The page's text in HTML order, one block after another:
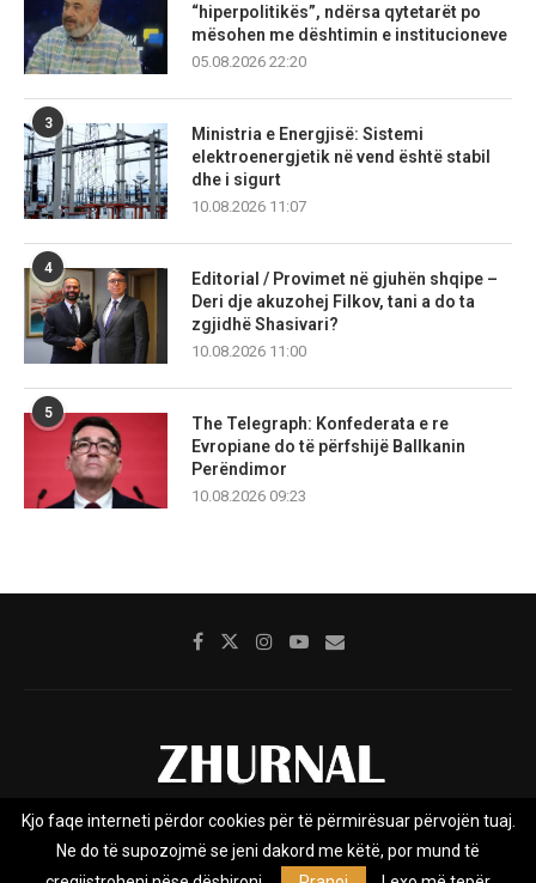
“hiperpolitikës”, ndërsa qytetarët po
mësohen me dështimin e institucioneve
05.08.2026 22:20
3
Ministria e Energjisë: Sistemi
elektroenergjetik në vend është stabil
dhe i sigurt
10.08.2026 11:07
4
Editorial / Provimet në gjuhën shqipe –
Deri dje akuzohej Filkov, tani a do ta
zgjidhë Shasivari?
10.08.2026 11:00
5
The Telegraph: Konfederata e re
Evropiane do të përfshijë Ballkanin
Perëndimor
10.08.2026 09:23
Rreth nesh Impresumi Marketing
Kontakt
Privacy Policy
Kjo faqe interneti përdor cookies për të përmirësuar përvojën tuaj.
Ne do të supozojmë se jeni dakord me këtë, por mund të